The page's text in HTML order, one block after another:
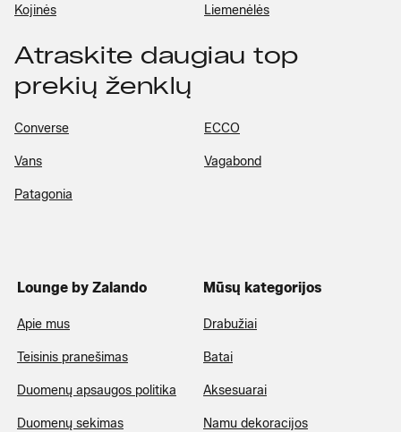
Kojinės Liemenėlės
Atraskite daugiau top
prekių ženklų
Converse ECCO
Vans Vagabond
Patagonia
Lounge by Zalando
Apie mus
Teisinis pranešimas
Duomenų apsaugos politika
Duomenų sekimas
Mūsų kategorijos
Drabužiai
Batai
Aksesuarai
Namu dekoracijos